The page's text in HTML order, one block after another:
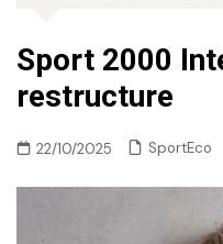
Sport 2000
restructure
22/10/2025 SportEco